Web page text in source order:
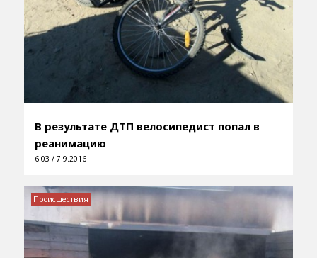
В результате ДТП велосипедист попал в
реанимацию
6:03 / 7.9.2016
Происшествия